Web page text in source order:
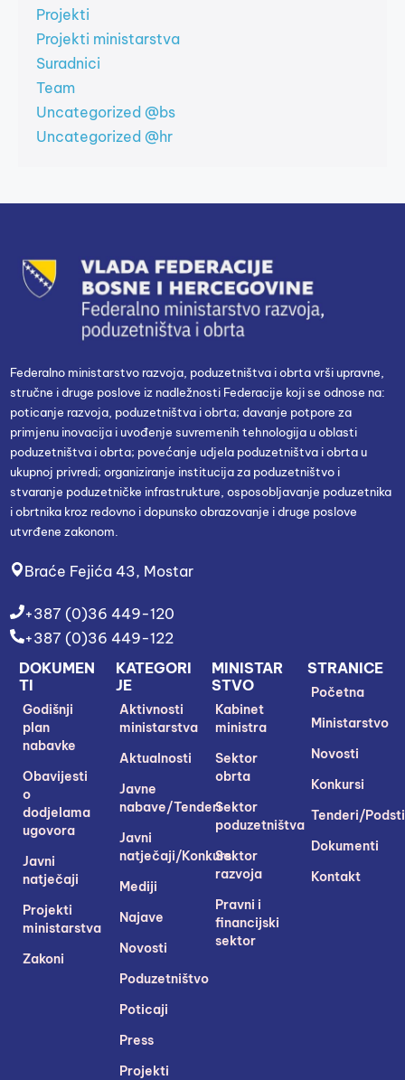
Projekti
Projekti ministarstva
Suradnici
Team
Uncategorized @bs
Uncategorized @hr
Federalno ministarstvo razvoja, poduzetništva i obrta vrši upravne,
stručne i druge poslove iz nadležnosti Federacije koji se odnose na:
poticanje razvoja, poduzetništva i obrta; davanje potpore za
primjenu inovacija i uvođenje suvremenih tehnologija u oblasti
poduzetništva i obrta; povećanje udjela poduzetništva i obrta u
ukupnoj privredi; organiziranje institucija za poduzetništvo i
stvaranje poduzetničke infrastrukture, osposobljavanje poduzetnika
i obrtnika kroz redovno i dopunsko obrazovanje i druge poslove
utvrđene zakonom.
Braće Fejića 43, Mostar
+387 (0)36 449-120
+387 (0)36 449-122
STRANICE
Početna
Ministarstvo
Novosti
Konkursi
Tenderi/
Dokumenti
Kontakt
MINISTAR
STVO
Kabinet
ministra
Sektor
obrta
Sektor
poduzetništva
Sektor
razvoja
Pravni i
financijski
sektor
KATEGORI
JE
Aktivnosti
ministarstva
Aktualnosti
Javne
nabave/Tenderi
Javni
natječaji/Konkursi
Mediji
Najave
Novosti
Poduzetništvo
Poticaji
Press
Projekti
DOKUMEN
TI
Godišnji
plan
nabavke
Obavijesti
o
dodjelama
ugovora
Javni
natječaji
Projekti
ministarstva
Zakoni